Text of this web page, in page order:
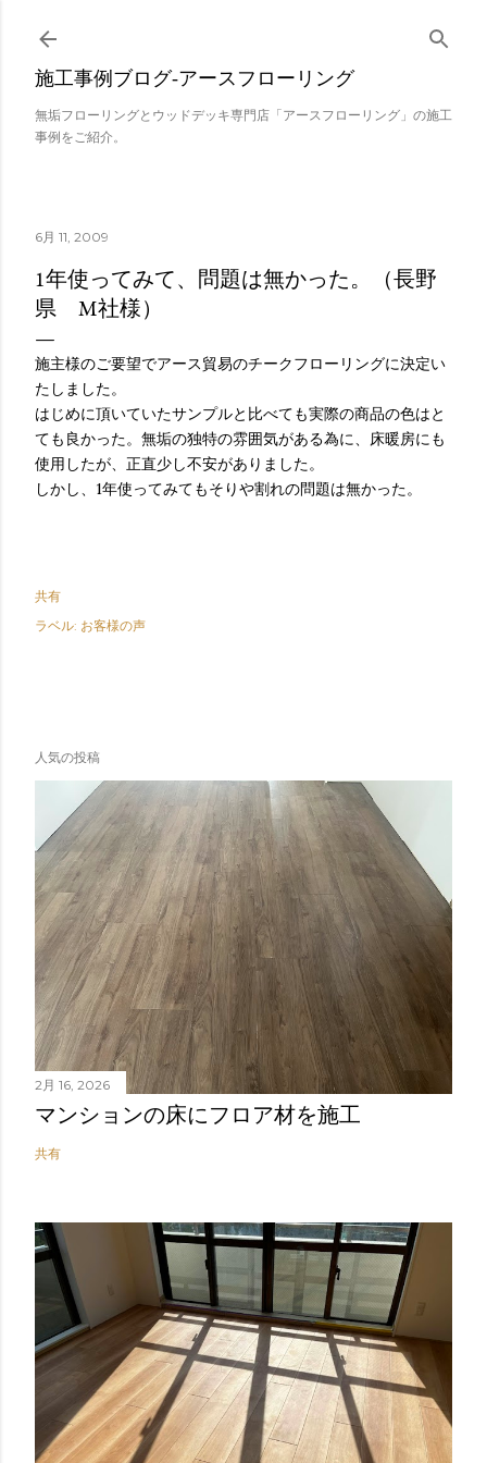
スキップしてメイン コンテンツに移動
施工事例ブログ‐アースフローリング
無垢フローリングとウッドデッキ専門店「アースフローリング」の施工
事例をご紹介。
6月 11, 2009
1年使ってみて、問題は無かった。（長野
県 M社様）
施主様のご要望でアース貿易のチークフローリングに決定い
たしました。
はじめに頂いていたサンプルと比べても実際の商品の色はと
ても良かった。無垢の独特の雰囲気がある為に、床暖房にも
使用したが、正直少し不安がありました。
しかし、1年使ってみてもそりや割れの問題は無かった。
共有
ラベル: お客様の声
人気の投稿
2月 16, 2026
マンションの床にフロア材を施工
共有